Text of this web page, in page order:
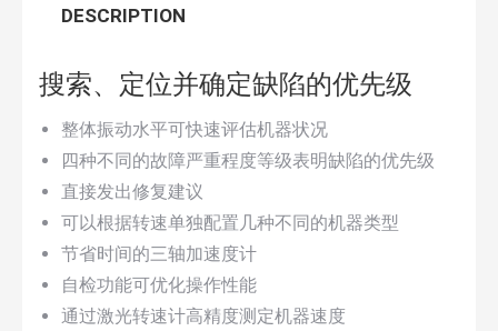
DESCRIPTION
搜索、定位并确定缺陷的优先​​级
整体振动水平可快速评估机器状况
四种不同的故障严重程度等级表明缺陷的优先​​级
直接发出修复建议
可以根据转速单独配置几种不同的机器类型
节省时间的三轴加速度计
自检功能可优化操作性能
通过激光转速计高精度测定机器速度